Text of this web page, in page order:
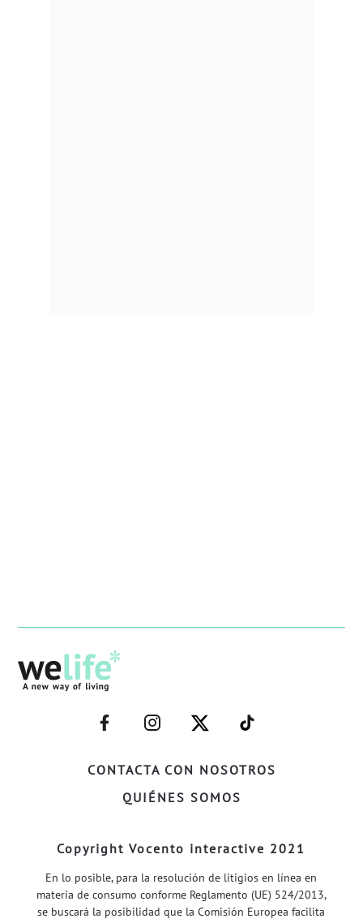
CONTACTA CON NOSOTROS
QUIÉNES SOMOS
–
FACEBOOK–
–
INSTAGRAM–
–
TWITTER–
–
WELIFE–
Copyright Vocento interactive 2021
En lo posible, para la resolución de litigios en línea en
materia de consumo conforme Reglamento (UE) 524/2013,
se buscará la posibilidad que la Comisión Europea facilita